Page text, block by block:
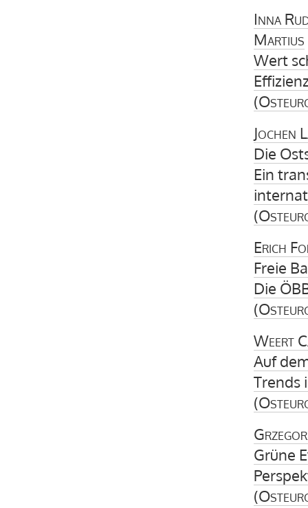
Inna
Martius
Wert
(
Jochen
Die
Ein
(
Erich
Freie
Die
(
Weert
Auf
Trends
(
Grüne
(